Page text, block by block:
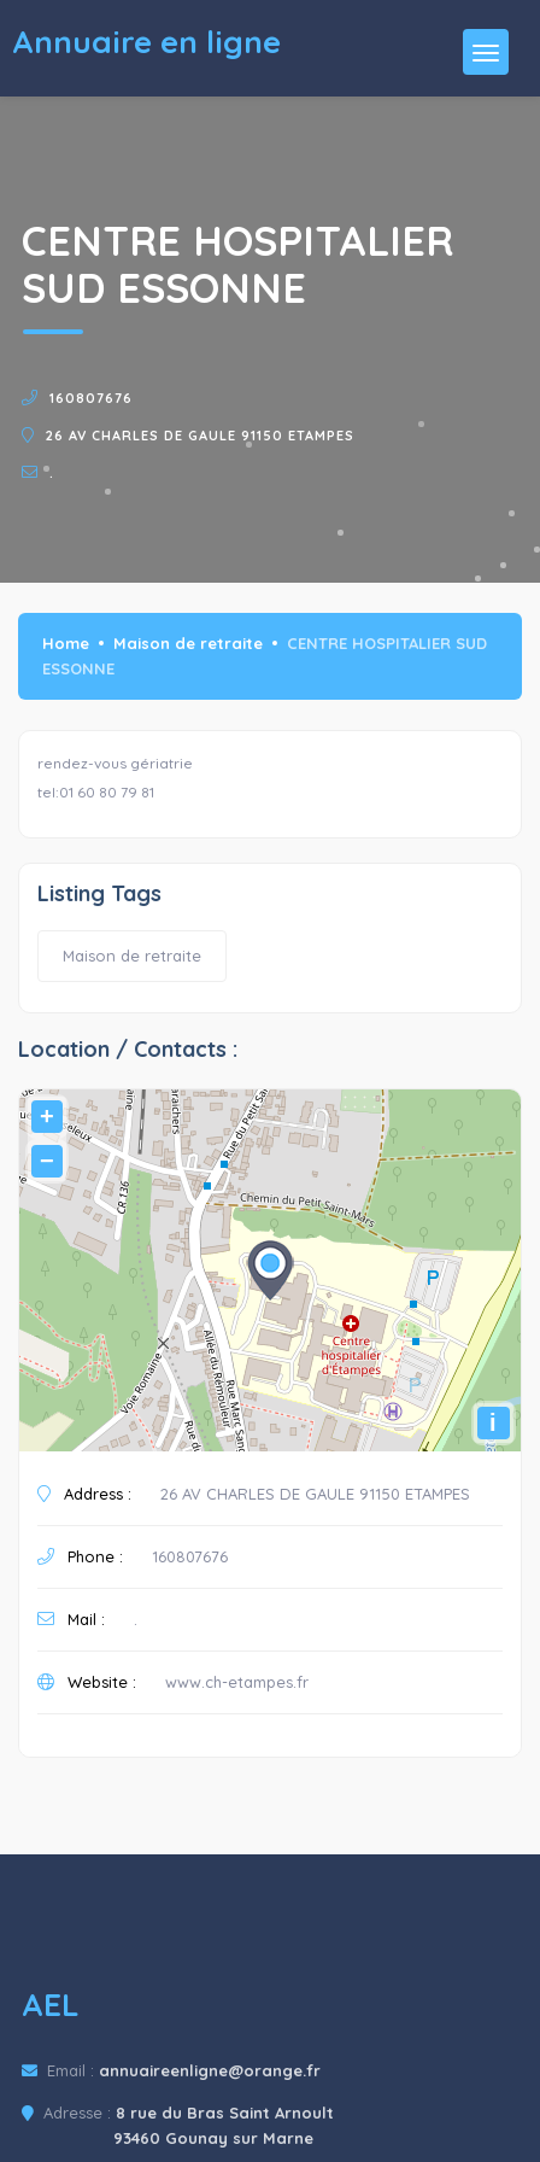
Annuaire en ligne
CENTRE HOSPITALIER
SUD ESSONNE
160807676
26 AV CHARLES DE GAULE 91150 ETAMPES
.
Home Maison de retraite
CENTRE HOSPITALIER SUD
ESSONNE
rendez-vous gériatrie
tel:01 60 80 79 81
Listing Tags
Maison de retraite
Location / Contacts :
+
−
i
Address : 26 AV CHARLES DE GAULE 91150 ETAMPES
Phone : 160807676
Mail :
Website : www.ch-etampes.fr
AEL
Email : annuaireenligne@orange.fr
Adresse : 8 rue du Bras Saint Arnoult
93460 Gounay sur Marne